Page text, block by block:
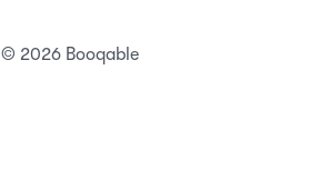
© 2026 Booqable